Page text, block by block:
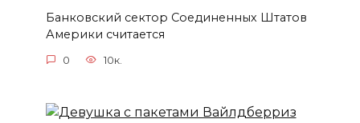
Банковский сектор Соединенных Штатов
Америки считается
0 10к.